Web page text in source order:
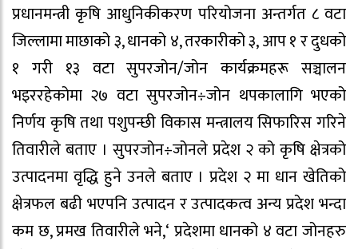
प्रधानमन्त्री कृषि आधुनिकीकरण परियोजना अन्तर्गत ८ वटा
जिल्लामा माछाको ३, धानको ४, तरकारीको ३, आप १ र दुधको
१ गरी १३ वटा सुपरजोन/जोन कार्यक्रमहरू सञ्चालन
भइररहेकोमा २७ वटा सुपरजोन÷जोन थपकालागि भएको
निर्णय कृषि तथा पशुपन्छी विकास मन्त्रालय सिफारिस गरिने
तिवारीले बताए । सुपरजोन÷जोनले प्रदेश २ को कृषि क्षेत्रको
उत्पादनमा वृद्धि हुने उनले बताए । प्रदेश २ मा धान खेतिको
क्षेत्रफल बढी भएपनि उत्पादन र उत्पादकत्व अन्य प्रदेश भन्दा
कम छ, प्रमख तिवारीले भने,‘ प्रदेशमा धानको ४ वटा जोनहरु